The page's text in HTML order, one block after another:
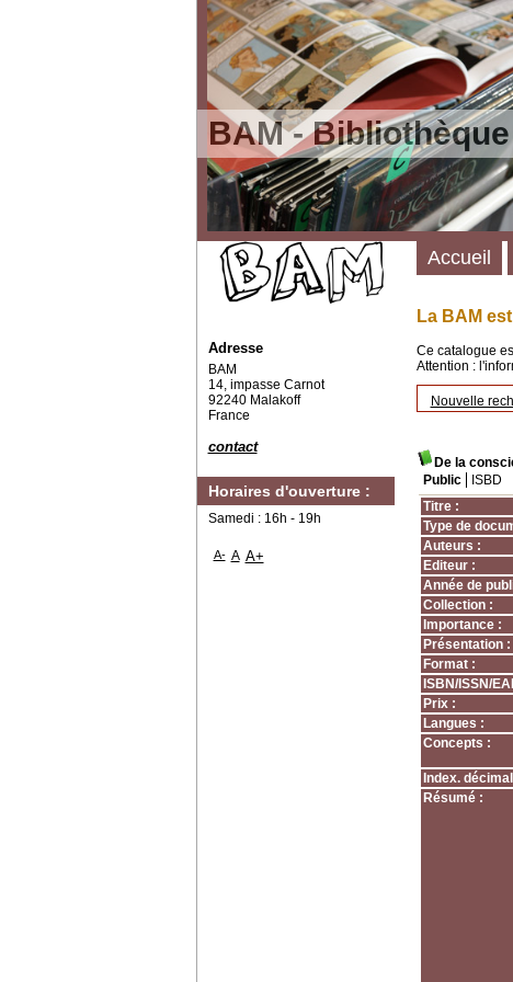
BAM -
La BAM
Ce catalogue
Attention :
Nouvelle
De la
Public
ISBD
Titre :
Type de
Auteurs :
Editeur :
Année de
Collection :
Importance :
Présentation :
Format :
ISBN/ISSN/
Prix :
Langues :
Concepts :
Index.
Résumé :
Accueil
Adresse
BAM
14, impasse Carnot
92240 Malakoff
France
contact
Horaires d'ouverture :
Samedi : 16h - 19h
A- A A+